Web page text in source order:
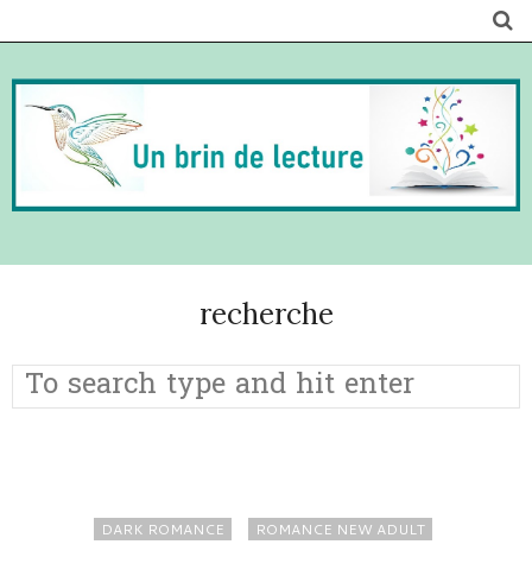
recherche
DARK ROMANCE ROMANCE NEW ADULT